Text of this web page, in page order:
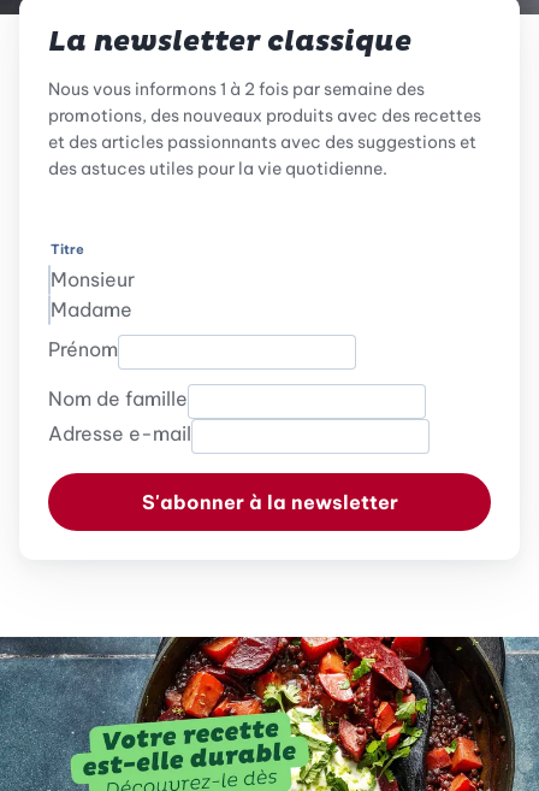
La newsletter classique
Nous vous informons 1 à 2 fois par semaine des
promotions, des nouveaux produits avec des recettes
et des articles passionnants avec des suggestions et
des astuces utiles pour la vie quotidienne.
Titre
Monsieur
Madame
Prénom
Nom de famille
Adresse e-mail
S'abonner à la newsletter